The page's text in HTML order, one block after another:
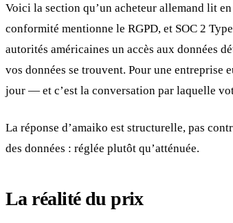
Voici la section qu’un acheteur allemand lit
conformité mentionne le RGPD, et SOC 2
autorités américaines un accès aux données
vos données se trouvent. Pour une entreprise
jour — et c’est la conversation par laquelle
La réponse d’amaiko est structurelle, pas
des données : réglée plutôt qu’atténuée.
La réalité du prix